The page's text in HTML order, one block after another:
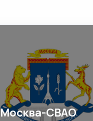
Москва-СВАО